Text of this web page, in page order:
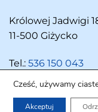
Królowej Jadwigi
11-500 Giżycko
Tel.: 536 150 043
Cześć, używamy
Akceptuj